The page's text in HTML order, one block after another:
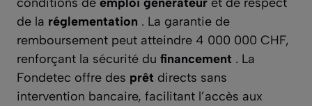
de la réglementation . La garantie de
remboursement peut atteindre 4 000 000 CHF,
renforçant la sécurité du financement . La
Fondetec offre des prêt directs sans
intervention bancaire, facilitant l’accès aux